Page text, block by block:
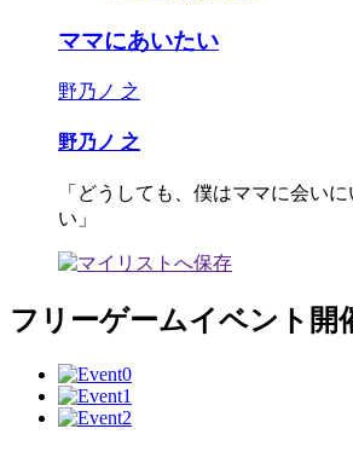
ママにあいたい
野乃ノ 之
野乃ノ 之
「どうしても、僕はママに会い
い」
フリーゲームイベント開